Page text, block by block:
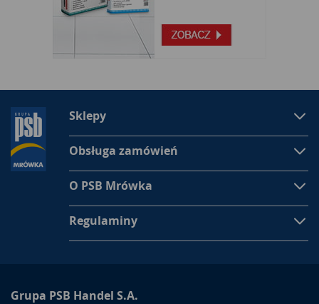
Sklepy
Obsługa zamówień
O PSB Mrówka
Regulaminy
Grupa PSB Handel S.A.